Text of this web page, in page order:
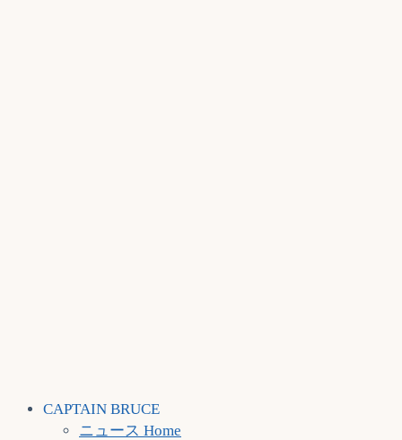
CAPTAIN BRUCE
ニュース Home